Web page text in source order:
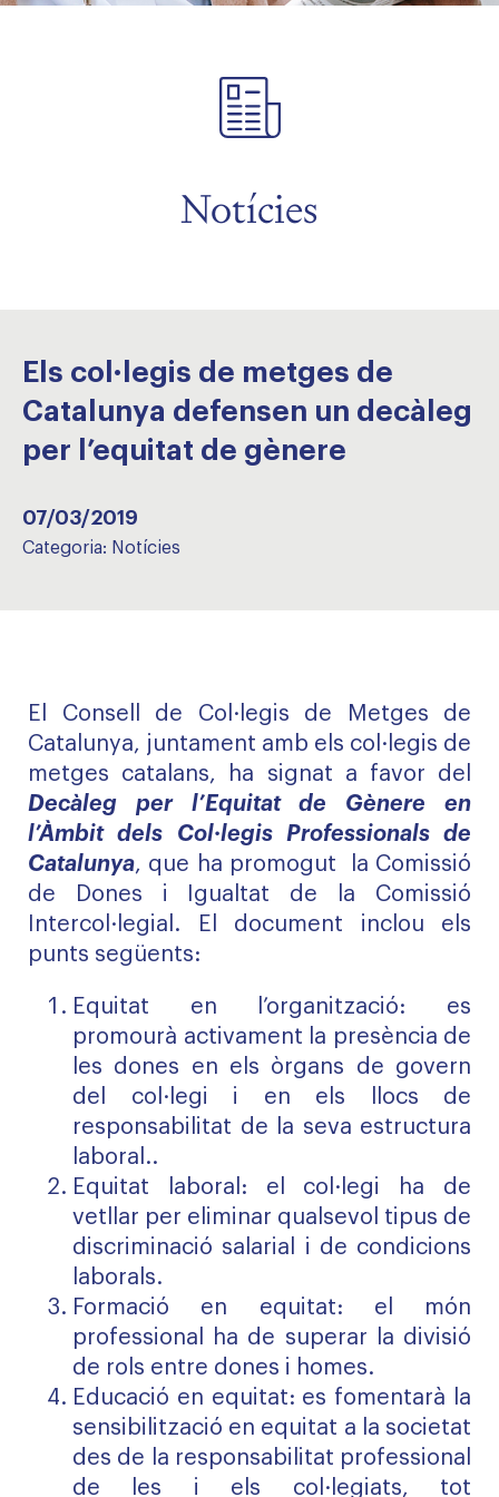
Notícies
Els col·legis de metges de
Catalunya defensen un decàleg
per l’equitat de gènere
07/03/2019
Categoria: Notícies
El Consell de Col·legis de Metges de
Catalunya, juntament amb els col·legis de
metges catalans, ha signat a favor del
Decàleg per l’Equitat de Gènere en
l’Àmbit dels Col·legis Professionals de
Catalunya, que ha promogut la Comissió
de Dones i Igualtat de la Comissió
Intercol·legial. El document inclou els
punts següents:
Equitat en l’organització: es
promourà activament la presència de
les dones en els òrgans de govern
del col·legi i en els llocs de
responsabilitat de la seva estructura
laboral..
Equitat laboral: el col·legi ha de
vetllar per eliminar qualsevol tipus de
discriminació salarial i de condicions
laborals.
Formació en equitat: el món
professional ha de superar la divisió
de rols entre dones i homes.
Educació en equitat: es fomentarà la
sensibilització en equitat a la societat
des de la responsabilitat professional
de les i els col·legiats, tot